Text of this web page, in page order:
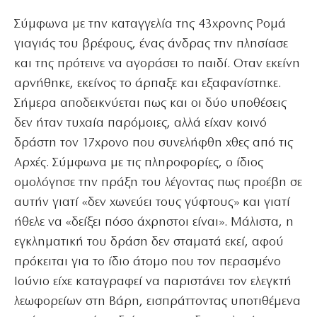
Σύμφωνα με την καταγγελία της 43χρονης Ρομά
γιαγιάς του βρέφους, ένας άνδρας την πλησίασε
και της πρότεινε να αγοράσει το παιδί. Οταν εκείνη
αρνήθηκε, εκείνος το άρπαξε και εξαφανίστηκε.
Σήμερα αποδεικνύεται πως και οι δύο υποθέσεις
δεν ήταν τυχαία παρόμοιες, αλλά είχαν κοινό
δράστη τον 17χρονο που συνελήφθη χθες από τις
Αρχές. Σύμφωνα με τις πληροφορίες, ο ίδιος
ομολόγησε την πράξη του λέγοντας πως προέβη σε
αυτήν γιατί «δεν χωνεύει τους γύφτους» και γιατί
ήθελε να «δείξει πόσο άχρηστοι είναι». Μάλιστα, η
εγκληματική του δράση δεν σταματά εκεί, αφού
πρόκειται για το ίδιο άτομο που τον περασμένο
Ιούνιο είχε καταγραφεί να παριστάνει τον ελεγκτή
λεωφορείων στη Βάρη, εισπράττοντας υποτιθέμενα